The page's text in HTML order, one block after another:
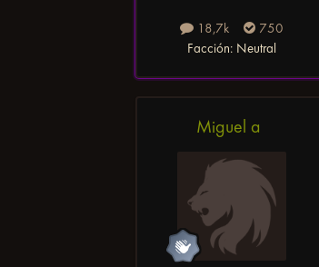
18,7k
750
Facción: Neutral
Miguel a